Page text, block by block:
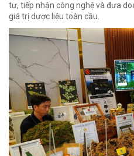
tư, tiếp nhận công nghệ và đưa
giá trị dược liệu toàn cầu.